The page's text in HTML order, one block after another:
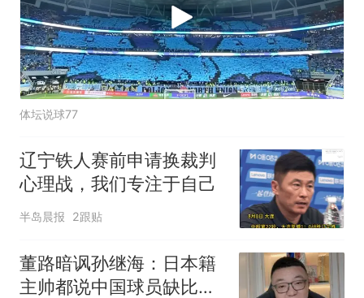
体坛说球77
辽宁铁人赛前申请换裁判
心理战，我们专注于自己
半岛晨报 2跟贴
董路暗讽孙继海：日本籍
主帅都说中国球员缺比赛